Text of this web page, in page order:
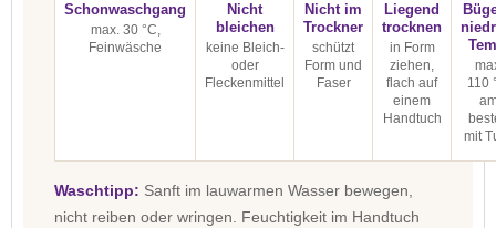
Schonwaschgang
max. 30 °C,
Feinwäsche
Nicht
bleichen
keine Bleich-
oder
Fleckenmittel
Nicht im
Trockner
schützt
Form und
Faser
Liegend
trocknen
in Form
ziehen,
flach auf
einem
Handtuch
110
mit
Waschtipp: Sanft im lauwarmen Wasser bewegen,
nicht reiben oder wringen. Feuchtigkeit im Handtuch